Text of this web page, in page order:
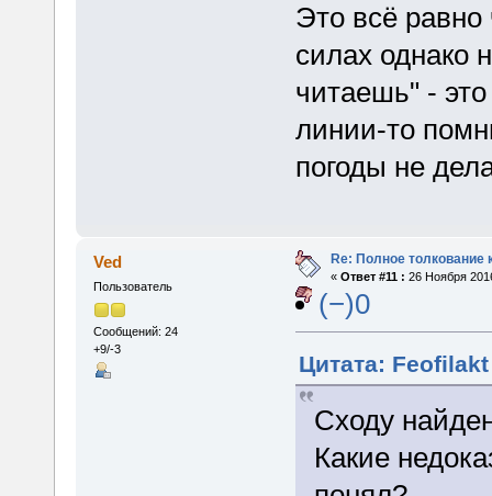
Это всё равно
силах однако
читаешь" -
линии-то
погоды не
Ved
Пользователь
Сообщений: 24
+9/-3
Re: Полное толкование
« Ответ #11 : 26 Ноября
(−)0
Цитата:
Сходу
Какие